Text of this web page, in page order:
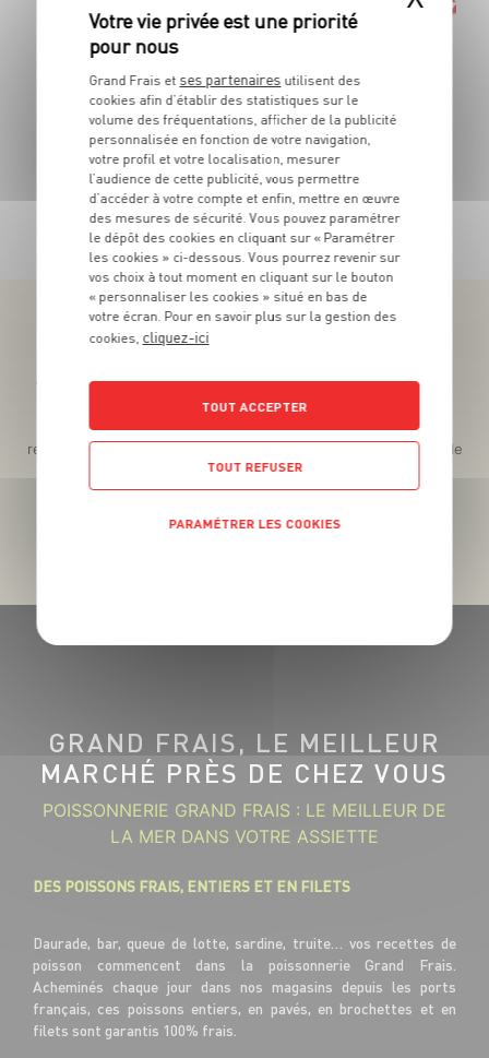
TOUTES NOS PROMOTIONS
Téléchargez l’App pour profiter d’offres exclusives !
Des promos exclusives, des récompenses généreuses, des
recettes gourmandes, des jeux inédits... le tout dans une seule
app !
GRAND FRAIS, LE MEILLEUR
MARCHÉ PRÈS DE CHEZ VOUS
POISSONNERIE GRAND FRAIS : LE MEILLEUR DE
LA MER DANS VOTRE ASSIETTE
DES POISSONS FRAIS, ENTIERS ET EN FILETS
Daurade, bar, queue de lotte, sardine, truite… vos recettes de
poisson commencent dans la poissonnerie Grand Frais.
Acheminés chaque jour dans nos magasins depuis les ports
français, ces poissons entiers, en pavés, en brochettes et en
filets sont garantis 100% frais.
Grand Frais et ses partenaires utilisent des
cookies afin d’établir des statistiques sur le
volume des fréquentations, afficher de la publicité
personnalisée en fonction de votre navigation,
votre profil et votre localisation, mesurer
l’audience de cette publicité, vous permettre
d’accéder à votre compte et enfin, mettre en œuvre
des mesures de sécurité. Vous pouvez paramétrer
le dépôt des cookies en cliquant sur « Paramétrer
les cookies » ci-dessous. Vous pourrez revenir sur
vos choix à tout moment en cliquant sur le bouton
« personnaliser les cookies » situé en bas de
votre écran. Pour en savoir plus sur la gestion des
cookies, cliquez-ici
TOUT ACCEPTER
TOUT REFUSER
PARAMÉTRER LES COOKIES